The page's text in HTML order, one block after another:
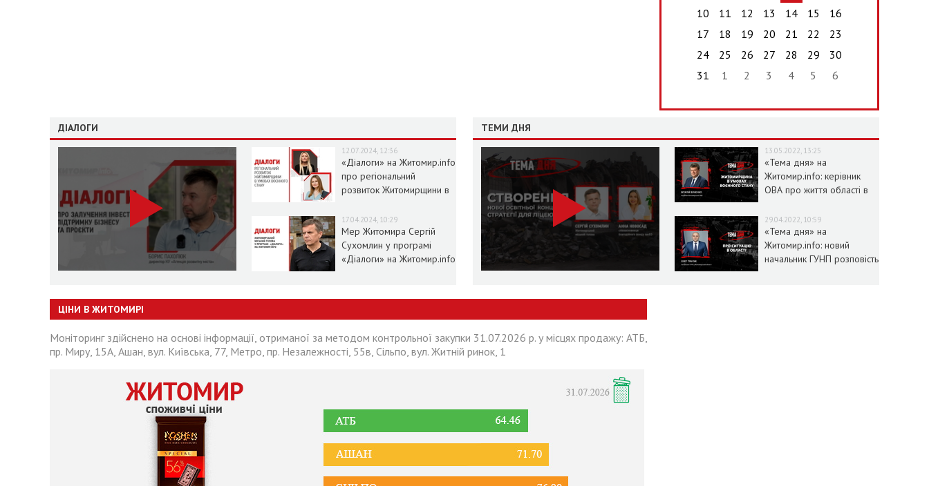
10
11 12 13 14 15
16
17
18 19 20 21 22
23
24
25 26 27 28 29
30
31
1 2 3 4 5 6
ДІАЛОГИ
12.07.2024, 12:36
«Діалоги» на Житомир.info
про регіональний
розвиток Житомирщини в
17.04.2024, 10:29
Мер Житомира Сергій
Сухомлин у програмі
«Діалоги» на Житомир.info
ТЕМИ ДНЯ
13.05.2022, 13:25
«Тема дня» на
Житомир.info: керівник
ОВА про життя області в
29.04.2022, 10:59
«Тема дня» на
Житомир.info: новий
начальник ГУНП розповість
ЦІНИ В ЖИТОМИРІ
Моніторинг здійснено на основі інформації, отриманої за методом контрольної закупки 31.07.2026 р. у місцях продажу: АТБ,
пр. Миру, 15А, Ашан, вул. Київська, 77, Метро, пр. Незалежності, 55в, Сільпо, вул. Житній ринок, 1